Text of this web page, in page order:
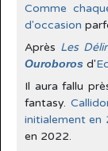
Comme
d'occasion
Après Les
Ouroboros d'
Il aura fallu
fantasy.
initialement en
en 2022.